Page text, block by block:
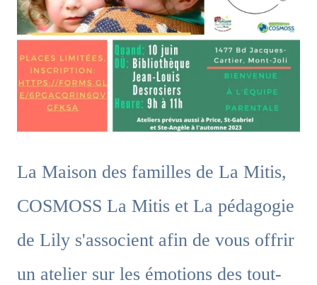
La Maison des familles de La Mitis,
COSMOSS La Mitis et La pédagogie
de Lily s'associent afin de vous offrir
un atelier sur les émotions des tout-